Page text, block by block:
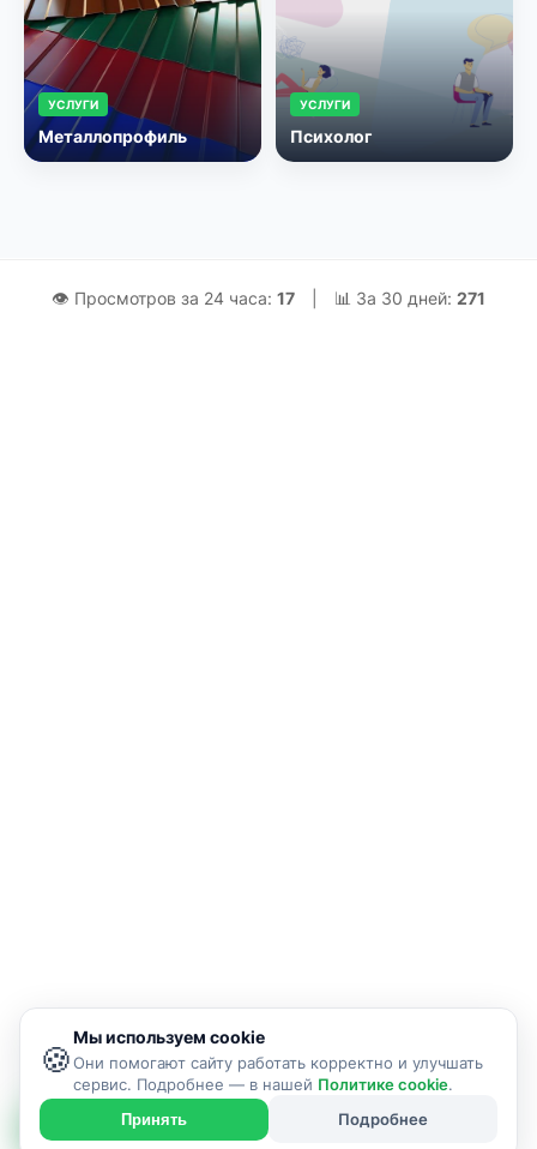
УСЛУГИ
Металлопрофиль
УСЛУГИ
Психолог
👁 Просмотров за 24 часа: 17 📊 За 30 дней: 271
🍪
Мы используем cookie
Они помогают сайту работать корректно и улучшать
сервис. Подробнее — в нашей Политике cookie.
Принять Подробнее